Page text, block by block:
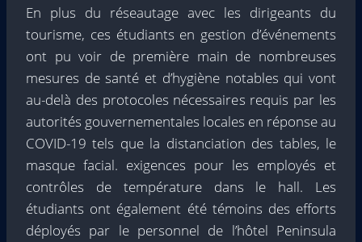
En plus du réseautage avec les dirigeants du
tourisme, ces étudiants en gestion d’événements
ont pu voir de première main de nombreuses
mesures de santé et d’hygiène notables qui vont
au-delà des protocoles nécessaires requis par les
autorités gouvernementales locales en réponse au
COVID-19 tels que la distanciation des tables, le
masque facial. exigences pour les employés et
contrôles de température dans le hall. Les
étudiants ont également été témoins des efforts
déployés par le personnel de l’hôtel Peninsula